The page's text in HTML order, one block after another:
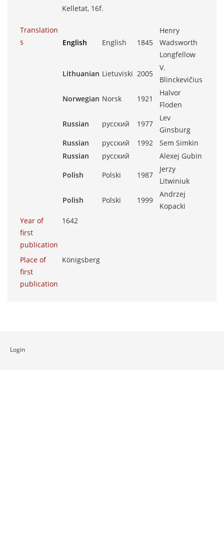
Kelletat, 16f.
Translation
s
English English 1845
Henry
Wadsworth
Longfellow
Lithuanian Lietuviski 2005
V.
Blinckevičius
Norwegian Norsk 1921
Halvor
Floden
Russian
русский 1977
Lev
Ginsburg
Russian
русский 1992
Sem Simkin
Russian
русский
Alexej Gubin
Polish
Polski 1987
Jerzy
Litwiniuk
Polish
Polski 1999
Andrzej
Kopacki
Year of
first
publication
1642
Place of
first
publication
Königsberg
Login